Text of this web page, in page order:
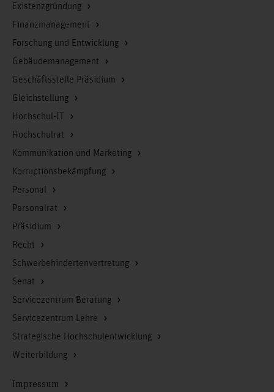
Existenzgründung
Finanzmanagement
Forschung und Entwicklung
Gebäudemanagement
Geschäftsstelle Präsidium
Gleichstellung
Hochschul-IT
Hochschulrat
Kommunikation und Marketing
Korruptionsbekämpfung
Personal
Personalrat
Präsidium
Recht
Schwerbehindertenvertretung
Senat
Servicezentrum Beratung
Servicezentrum Lehre
Strategische Hochschulentwicklung
Weiterbildung
Impressum